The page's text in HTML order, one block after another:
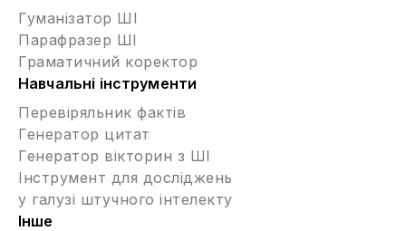
Гуманізатор ШІ
Парафразер ШІ
Граматичний коректор
Навчальні інструменти
Перевіряльник фактів
Генератор цитат
Генератор вікторин з ШІ
Інструмент для досліджень
у галузі штучного інтелекту
Інше